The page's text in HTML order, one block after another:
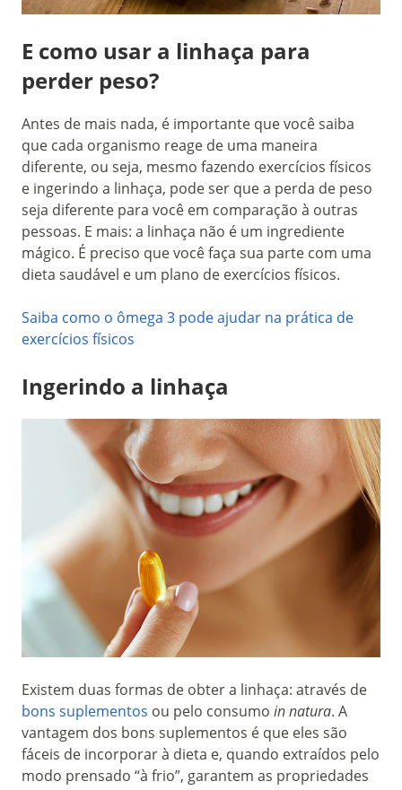
E como usar a linhaça para
perder peso?
Antes de mais nada, é importante que você saiba
que cada organismo reage de uma maneira
diferente, ou seja, mesmo fazendo exercícios físicos
e ingerindo a linhaça, pode ser que a perda de peso
seja diferente para você em comparação à outras
pessoas. E mais: a linhaça não é um ingrediente
mágico. É preciso que você faça sua parte com uma
dieta saudável e um plano de exercícios físicos.
Saiba como o ômega 3 pode ajudar na prática de
exercícios físicos
Ingerindo a linhaça
Existem duas formas de obter a linhaça: através de
bons suplementos ou pelo consumo in natura. A
vantagem dos bons suplementos é que eles são
fáceis de incorporar à dieta e, quando extraídos pelo
modo prensado “à frio”, garantem as propriedades